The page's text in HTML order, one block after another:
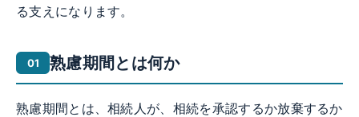
る支えになります。
熟慮期間とは何か
熟慮期間とは、相続人が、相続を承認するか放棄するか